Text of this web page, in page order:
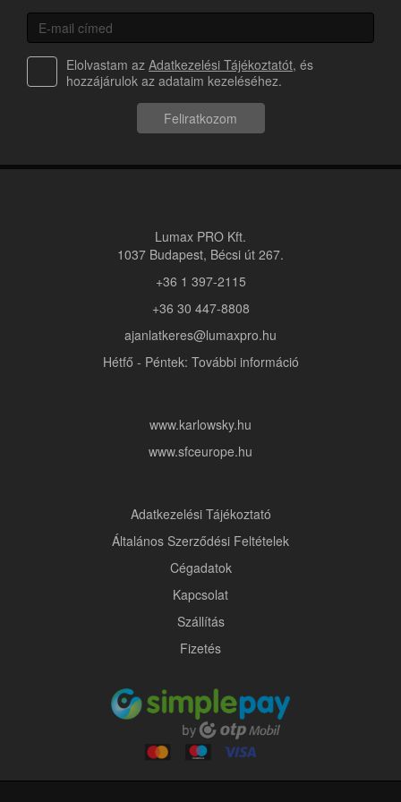
Elolvastam az Adatkezelési Tájékoztatót, és
hozzájárulok az adataim kezeléséhez.
Feliratkozom
Lumax PRO Kft.
1037 Budapest, Bécsi út 267.
+36 1 397-2115
+36 30 447-8808
ajanlatkeres@lumaxpro.hu
Hétfő - Péntek: További információ
www.karlowsky.hu
www.sfceurope.hu
Adatkezelési Tájékoztató
Általános Szerződési Feltételek
Cégadatok
Kapcsolat
Szállítás
Fizetés